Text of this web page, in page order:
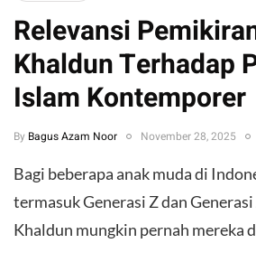
Relevansi
Khaldun Terhadap
Islam Kontemporer
By Bagus Azam Noor November 28, 2025
Bagi beberapa anak muda di
termasuk Generasi Z dan
Khaldun mungkin pernah mereka